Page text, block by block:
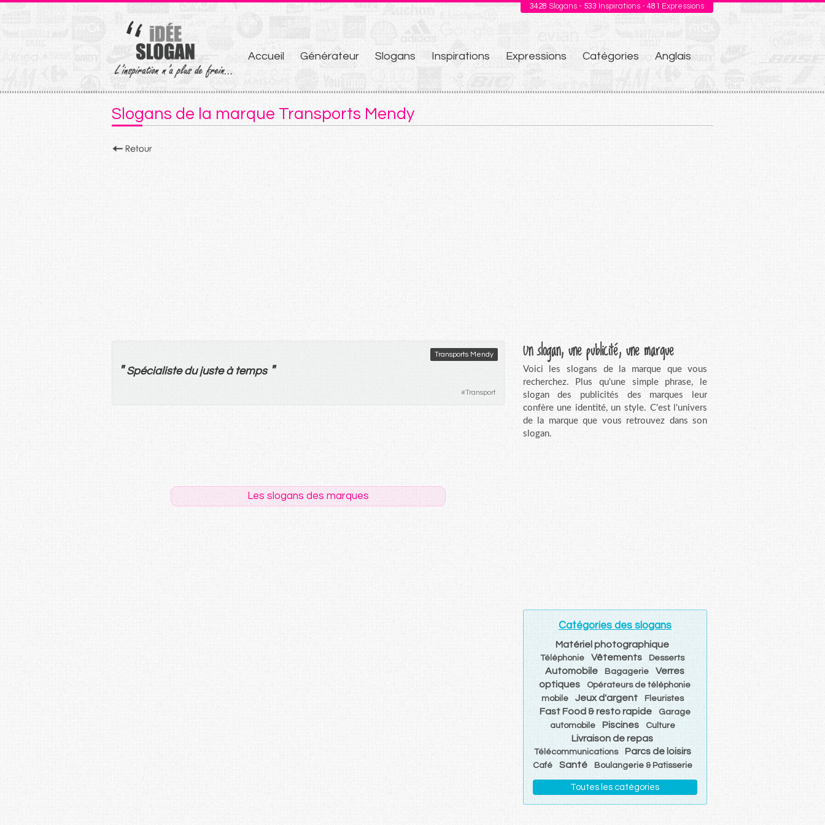
3428 Slogans - 533 Inspirations - 481 Expressions
Aller
au
contenu
Accueil Générateur Slogans Inspirations Expressions Catégories Anglais
Slogans de la marque Transports Mendy
Transports Mendy
" Spécialiste du juste à temps "
#Transport
Les slogans des marques
Un slogan, une publicité, une marque
Voici les slogans de la marque que vous
recherchez. Plus qu'une simple phrase, le
slogan des publicités des marques leur
confère une identité, un style. C'est l'univers
de la marque que vous retrouvez dans son
slogan.
Catégories des slogans
Matériel photographique
Téléphonie Vêtements Desserts
Automobile Bagagerie
Verres
optiques
Opérateurs de téléphonie
mobile
Jeux d'argent Fleuristes
Fast Food & resto rapide
Garage
automobile
Piscines Culture
Livraison de repas
Télécommunications Parcs de loisirs
Café Santé Boulangerie & Patisserie
Toutes les catégories